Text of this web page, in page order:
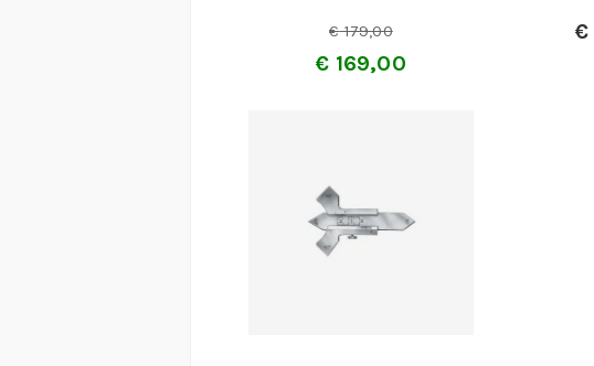
€179,00
€ 169,00
€